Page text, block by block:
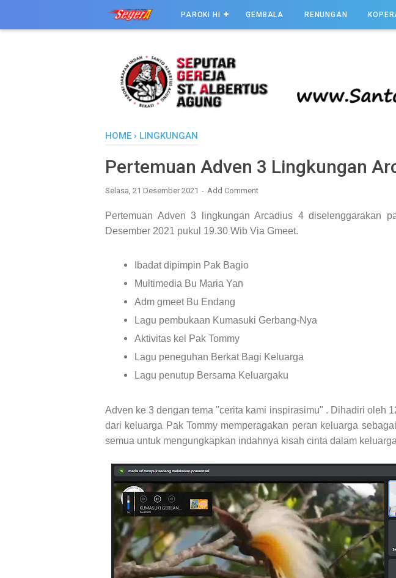
PAROKI HI GEMBALA RENUNGAN
HOME › LINGKUNGAN
Pertemuan Adven 3 Lingkungan
Selasa, 21 Desember 2021 Add Comment
Pertemuan Adven 3 l ingkungan Arcadius 4 diselenggarakan
Desember 2021 pukul 19.30 Wib Via Gmeet.
Ibadat dipimpin Pak Bagio
Multimedia Bu Maria Yan
Adm gmeet Bu Endang
Lagu pembukaan Kumasuki Gerbang-Nya
Aktivitas kel Pak Tommy
Lagu peneguhan Berkat Bagi Keluarga
Lagu penutup Bersama Keluargaku
Adven ke 3 dengan tema "cerita kami inspirasimu" . Dihadiri oleh
dari keluarga Pak Tommy memperagakan peran keluarga
semua untuk mengungkapkan indahnya kisah cinta dalam